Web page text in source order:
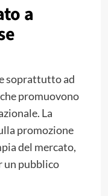
a
soprattutto ad
promuovono
La
promozione
del mercato,
pubblico